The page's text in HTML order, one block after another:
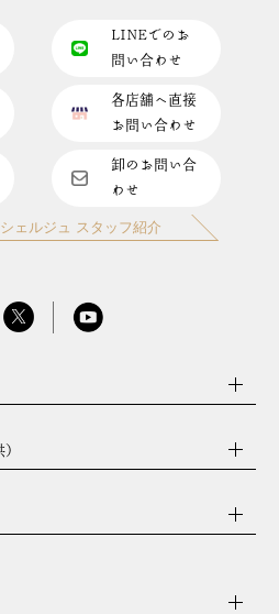
LINEでのお
問い合わせ
各店舗へ直接
お問い合わせ
卸のお問い合
わせ
ェルジュ スタッフ紹介